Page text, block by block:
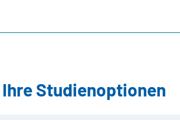
Ihre Studienoptionen